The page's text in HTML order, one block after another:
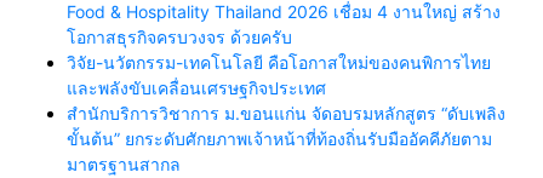
Food & Hospitality Thailand 2026 เชื่อม 4 งานใหญ่ สร้าง
โอกาสธุรกิจครบวงจร ด้วยครับ
วิจัย-นวัตกรรม-เทคโนโลยี คือโอกาสใหม่ของคนพิการไทย
และพลังขับเคลื่อนเศรษฐกิจประเทศ
สำนักบริการวิชาการ ม.ขอนแก่น จัดอบรมหลักสูตร “ดับเพลิง
ขั้นต้น” ยกระดับศักยภาพเจ้าหน้าที่ท้องถิ่นรับมืออัคคีภัยตาม
มาตรฐานสากล